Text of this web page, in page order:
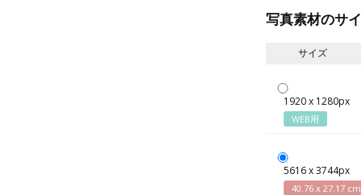
写真素材のサ
サイズ
1920 x 1280px
WEB用
5616 x 3744px
40.76 x 27.17